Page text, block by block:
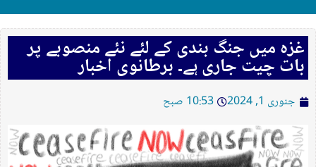
غزہ میں جنگ بندی کے لئے نئے منصوبے پر
بات چیت جاری ہے۔ برطانوی اخبار
جنوری 1, 2024 10:53 صبح